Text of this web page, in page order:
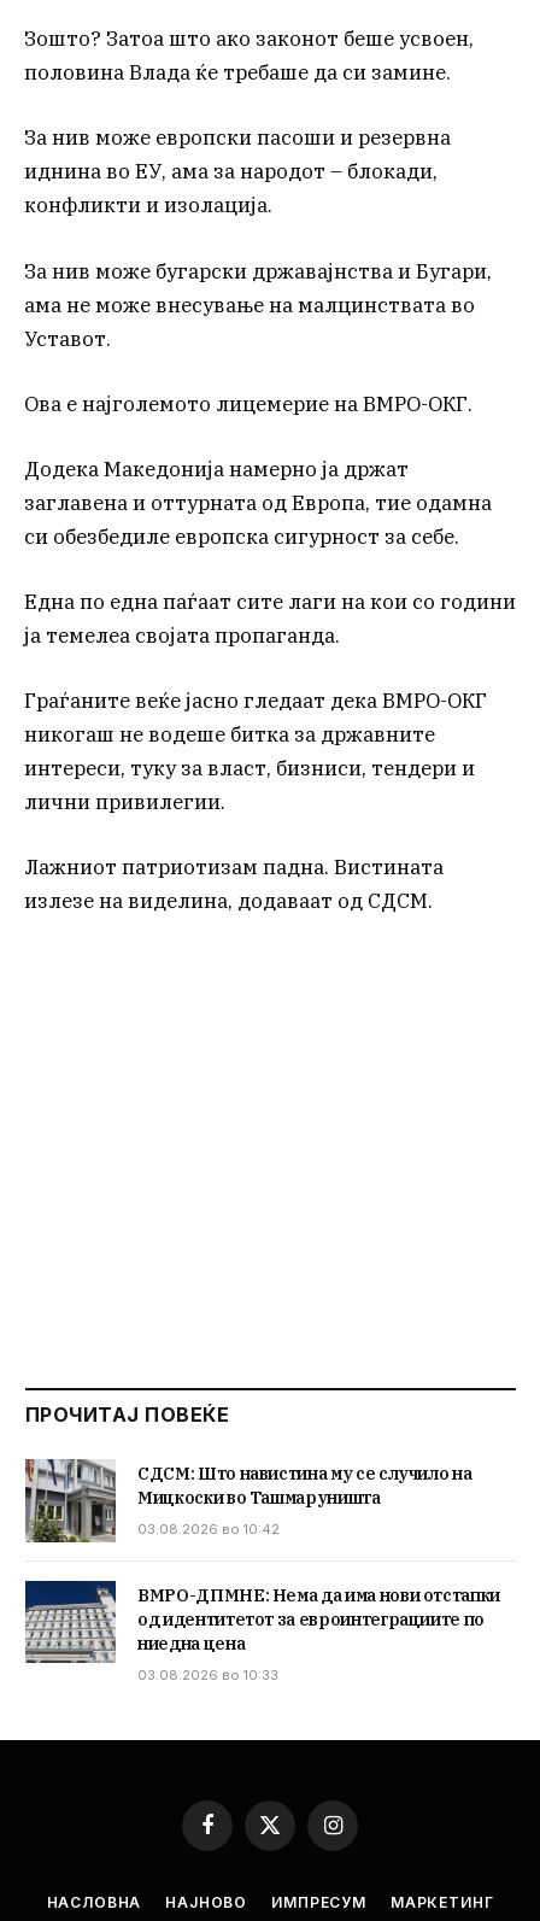
Зошто? Затоа што ако законот беше усвоен,
половина Влада ќе требаше да си замине.
За нив може европски пасоши и резервна
иднина во ЕУ, ама за народот – блокади,
конфликти и изолација.
За нив може бугарски државајнства и Бугари,
ама не може внесување на малцинствата во
Уставот.
Ова е најголемото лицемерие на ВМРО-ОКГ.
Додека Македонија намерно ја држат
заглавена и оттурната од Европа, тие одамна
си обезбедиле европска сигурност за себе.
Една по една паѓаат сите лаги на кои со години
ја темелеа својата пропаганда.
Граѓаните веќе јасно гледаат дека ВМРО-ОКГ
никогаш не водеше битка за државните
интереси, туку за власт, бизниси, тендери и
лични привилегии.
Лажниот патриотизам падна. Вистината
излезе на виделина, додаваат од СДСМ.
ПРОЧИТАЈ ПОВЕЌЕ
СДСМ: Што навистина му се случило на
Мицкоски во Ташмаруништа
03.08.2026 во 10:42
ВМРО-ДПМНЕ: Нема да има нови отстапки
од идентитетот за евроинтеграциите по
ниедна цена
03.08.2026 во 10:33
Facebook
X
(Twitter)
Instagram
НАСЛОВНА НАЈНОВО ИМПРЕСУМ МАРКЕТИНГ